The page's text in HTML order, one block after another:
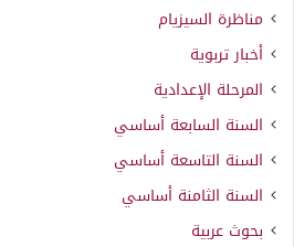
مناظرة السيزيام
أخبار تربوية
المرحلة الإعدادية
السنة السابعة أساسي
السنة التاسعة أساسي
السنة الثامنة أساسي
بحوث عربية